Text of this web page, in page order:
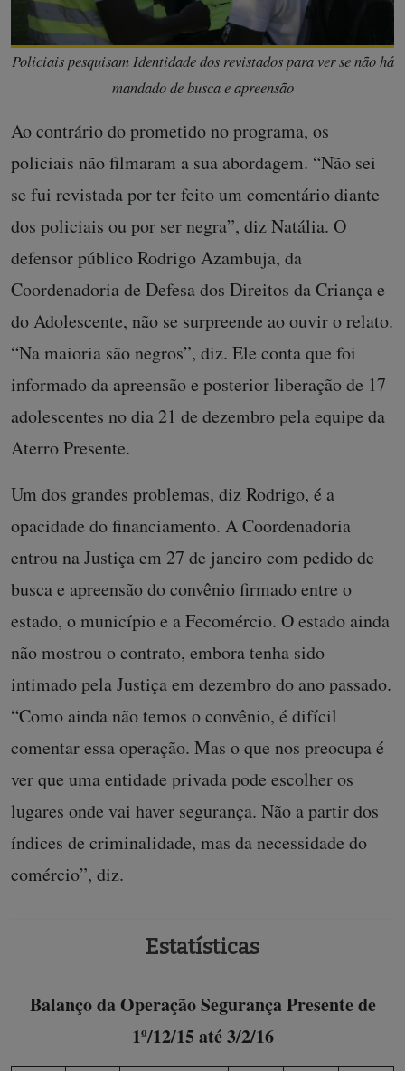
Policiais pesquisam Identidade dos revistados para ver se não há
mandado de busca e apreensão
Ao contrário do prometido no programa, os
policiais não filmaram a sua abordagem. “Não sei
se fui revistada por ter feito um comentário diante
dos policiais ou por ser negra”, diz Natália. O
defensor público Rodrigo Azambuja, da
Coordenadoria de Defesa dos Direitos da Criança e
do Adolescente, não se surpreende ao ouvir o relato.
“Na maioria são negros”, diz. Ele conta que foi
informado da apreensão e posterior liberação de 17
adolescentes no dia 21 de dezembro pela equipe da
Aterro Presente.
Um dos grandes problemas, diz Rodrigo, é a
opacidade do financiamento. A Coordenadoria
entrou na Justiça em 27 de janeiro com pedido de
busca e apreensão do convênio firmado entre o
estado, o município e a Fecomércio. O estado ainda
não mostrou o contrato, embora tenha sido
intimado pela Justiça em dezembro do ano passado.
“Como ainda não temos o convênio, é difícil
comentar essa operação. Mas o que nos preocupa é
ver que uma entidade privada pode escolher os
lugares onde vai haver segurança. Não a partir dos
índices de criminalidade, mas da necessidade do
comércio”, diz.
Estatísticas
Balanço da Operação Segurança Presente de
1º/12/15 até 3/2/16